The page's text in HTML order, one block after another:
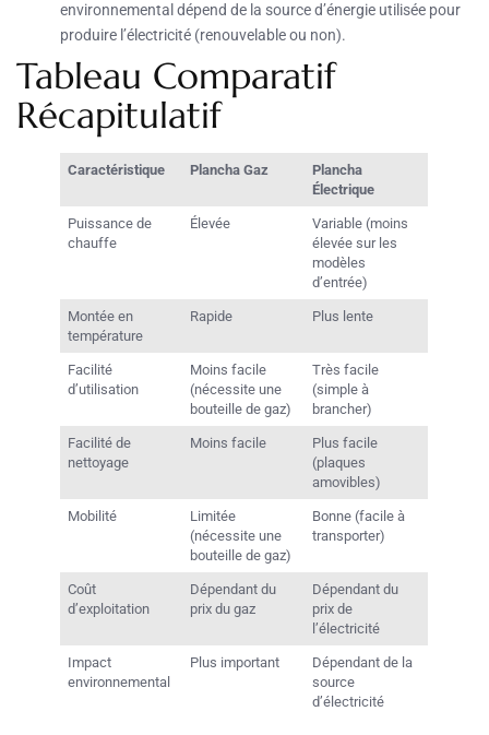
environnemental dépend de la source d’énergie utilisée pour
produire l’électricité (renouvelable ou non).
Tableau Comparatif
Récapitulatif
Caractéristique Plancha Gaz
Plancha
Électrique
Puissance de
chauffe
Élevée
Variable (moins
élevée sur les
modèles
d’entrée)
Montée en
température
Rapide Plus lente
Facilité
d’utilisation
Moins facile
(nécessite une
bouteille de gaz)
Très facile
(simple à
brancher)
Facilité de
nettoyage
Moins facile
Plus facile
(plaques
amovibles)
Mobilité
Limitée
(nécessite une
bouteille de gaz)
Bonne (facile à
transporter)
Coût
d’exploitation
Dépendant du
prix du gaz
Dépendant du
prix de
l’électricité
Impact
environnemental
Plus important
Dépendant de la
source
d’électricité